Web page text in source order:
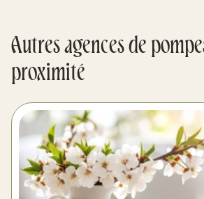
Autres agences de
proximité